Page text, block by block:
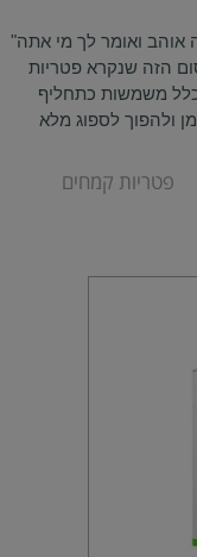
פטריות קמחים